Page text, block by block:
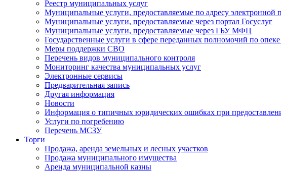
Реестр муниципальных услуг
Муниципальные услуги, предоставляемые по адресу электронной
Муниципальные услуги, предоставляемые через портал Госуслуг
Муниципальные услуги, предоставляемые через ГБУ МФЦ
Государственные услуги в сфере переданных полномочий по
Меры поддержки СВО
Перечень видов муниципального контроля
Мониторинг качества муниципальных услуг
Электронные сервисы
Предварительная запись
Другая информация
Новости
Информация о типичных юридических ошибках при
Услуги по погребению
Перечень МСЗУ
Торги
Продажа, аренда земельных и лесных участков
Продажа муниципального имущества
Аренда муниципальной казны